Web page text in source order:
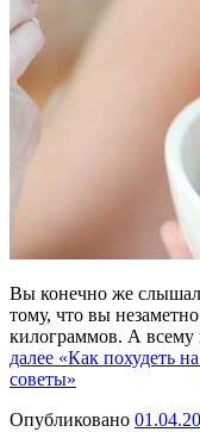
Вы конечно же
тому, что вы
килограммов. А
далее «Как похудеть
советы»
Опубликовано